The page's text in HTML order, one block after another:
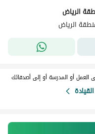
الرياض
الرياض
العمل أو المدرسة أو إلى أصدقائك